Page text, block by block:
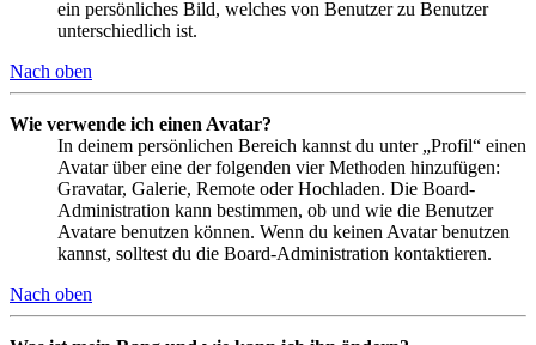
ein persönliches Bild, welches von Benutzer zu Benutzer
unterschiedlich ist.
Nach oben
Wie verwende ich einen Avatar?
In deinem persönlichen Bereich kannst du unter „Profil“ einen
Avatar über eine der folgenden vier Methoden hinzufügen:
Gravatar, Galerie, Remote oder Hochladen. Die Board-
Administration kann bestimmen, ob und wie die Benutzer
Avatare benutzen können. Wenn du keinen Avatar benutzen
kannst, solltest du die Board-Administration kontaktieren.
Nach oben